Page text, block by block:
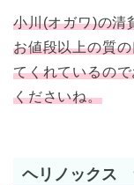
小川(オガワ)の清
お値段以上の質
てくれているの
くださいね。
ヘリノックス